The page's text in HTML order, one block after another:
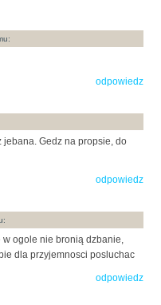
odpowiedz
jebana. Gedz na propsie, do
odpowiedz
ogole nie bronią dzbanie,
dla przyjemnosci posluchac
odpowiedz